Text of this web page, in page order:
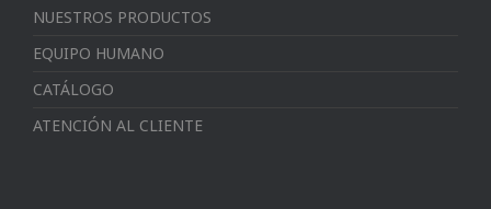
NUESTROS PRODUCTOS
EQUIPO HUMANO
CATÁLOGO
ATENCIÓN AL CLIENTE